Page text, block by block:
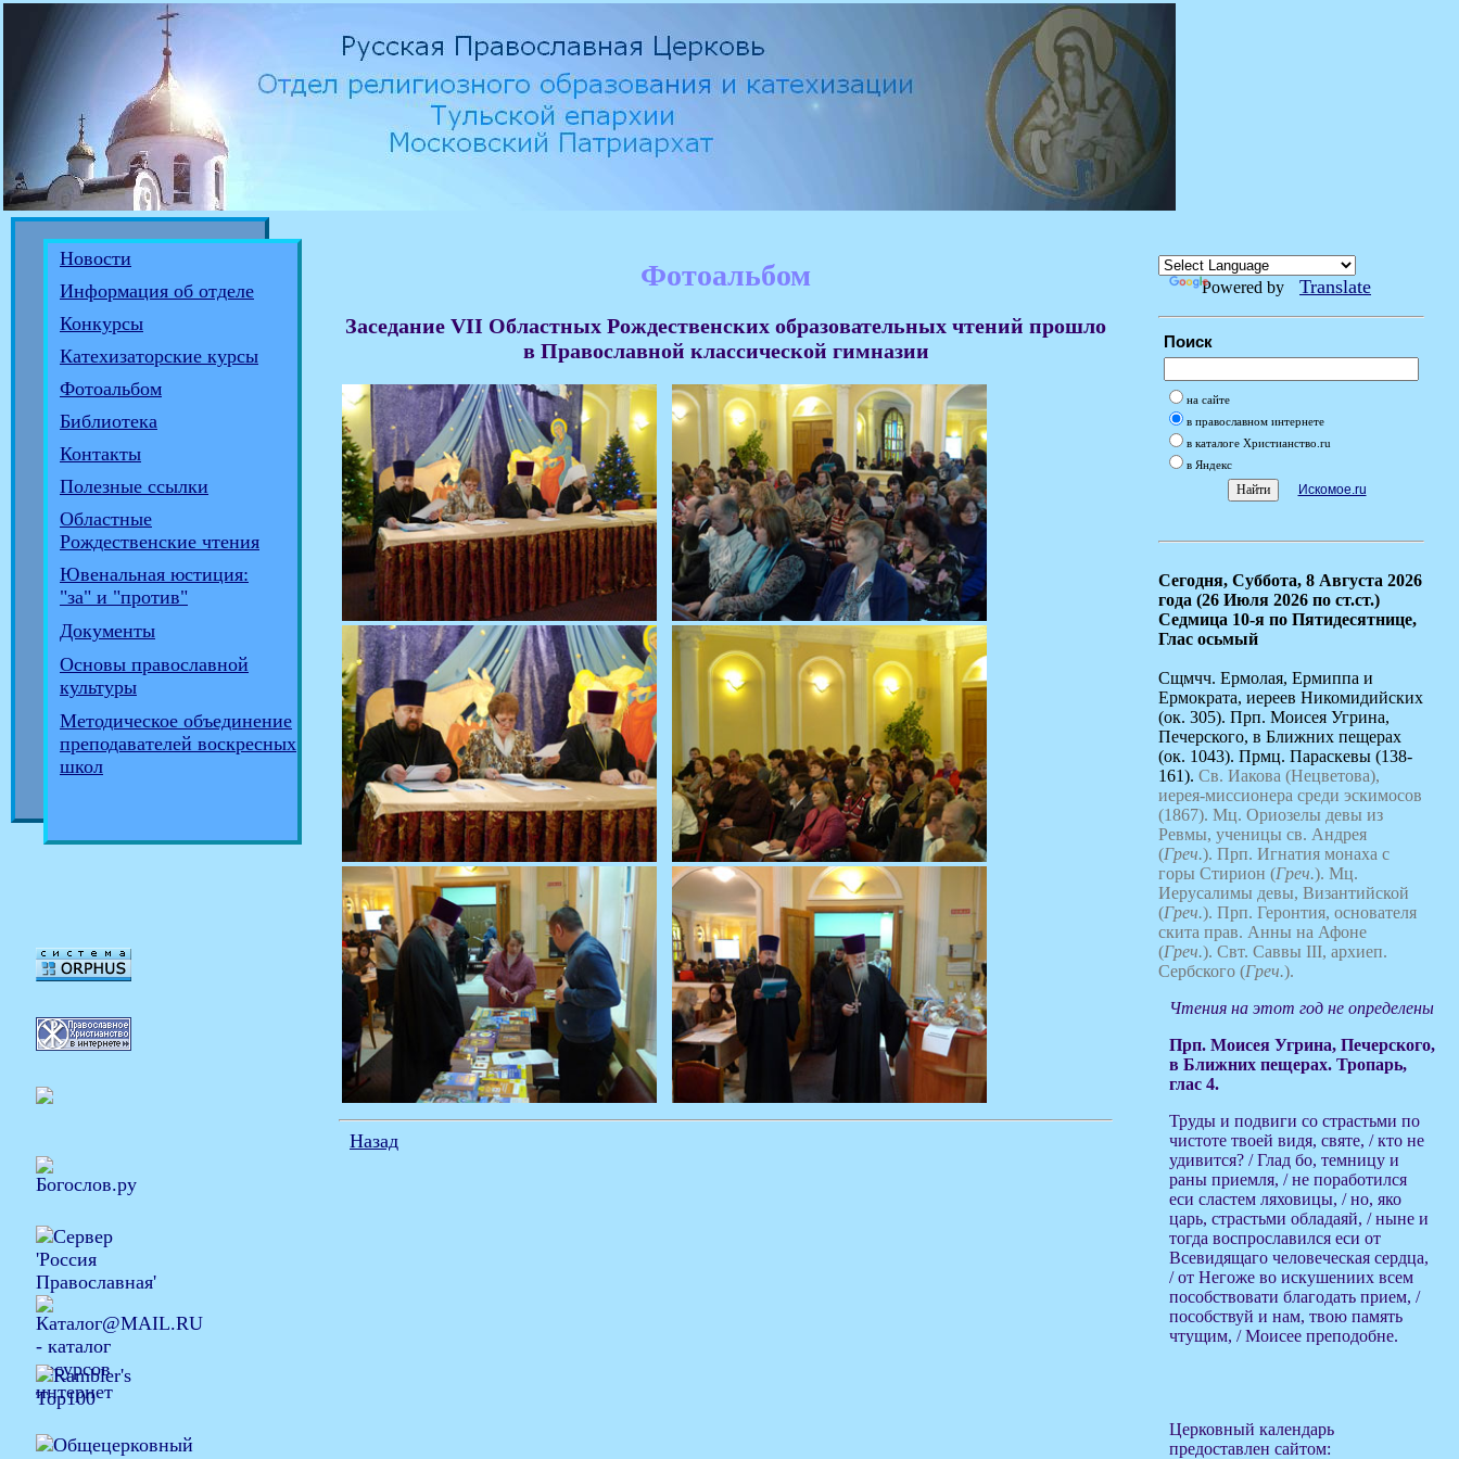
Новости
Информация об отделе
Конкурсы
Катехизаторские курсы
Фотоальбом
Библиотека
Контакты
Полезные ссылки
Областные
Рождественские чтения
Ювенальная юстиция:
"за" и "против"
Документы
Основы православной
культуры
Методическое объединение
преподавателей воскресных
школ
Фотоальбом
Заседание VII Областных Рождественских образовательных чтений прошло
в Православной классической гимназии
Назад
Powered by Translate
Поиск
на сайте
в православном интернете
в каталоге Христианство.ru
в Яндекс
Искомое.ru
Сегодня, Суббота, 8 Августа 2026
года (26 Июля 2026 по ст.ст.)
Седмица 10-я по Пятидесятнице,
Глас осьмый
Сщмчч. Ермолая, Ермиппа и
Ермократа, иереев Никомидийских
(ок. 305). Прп. Моисея Угрина,
Печерского, в Ближних пещерах
(ок. 1043). Прмц. Параскевы (138-
161). Св. Иакова (Нецветова),
иерея-миссионера среди эскимосов
(1867). Мц. Ориозелы девы из
Ревмы, ученицы св. Андрея
(Греч.). Прп. Игнатия монаха с
горы Стирион (Греч.). Мц.
Иерусалимы девы, Византийской
(Греч.). Прп. Геронтия, основателя
скита прав. Анны на Афоне
(Греч.). Свт. Саввы III, архиеп.
Сербского (Греч.).
Чтения на этот год не определены
Прп. Моисея Угрина, Печерского,
в Ближних пещерах. Тропарь,
глас 4.
Труды и подвиги со страстьми по
чистоте твоей видя, святе, / кто не
удивится? / Глад бо, темницу и
раны приемля, / не поработился
еси сластем ляховицы, / но, яко
царь, страстьми обладаяй, / ныне и
тогда воспрославился еси от
Всевидящаго человеческая сердца,
/ от Негоже во искушениих всем
пособствовати благодать прием, /
пособствуй и нам, твою память
чтущим, / Моисее преподобне.
Церковный календарь
предоставлен сайтом: